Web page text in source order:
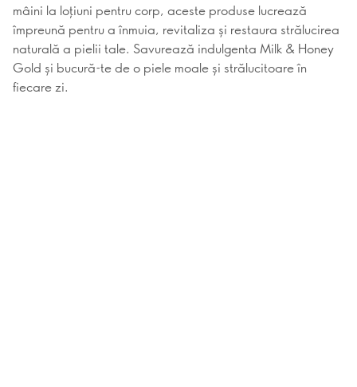
mâini la loțiuni pentru corp, aceste produse lucrează
împreună pentru a înmuia, revitaliza și restaura strălucirea
naturală a pielii tale. Savurează indulgenta Milk & Honey
Gold și bucură-te de o piele moale și strălucitoare în
fiecare zi.